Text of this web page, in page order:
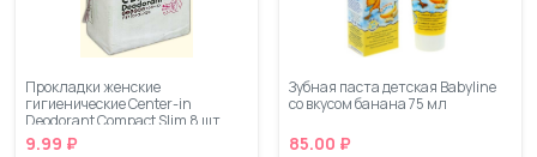
Прокладки женские
гигиенические Center-in
Deodorant Compact Slim 8 шт
9.99 ₽
Зубная паста детская Babyline
со вкусом банана 75 мл
85.00 ₽